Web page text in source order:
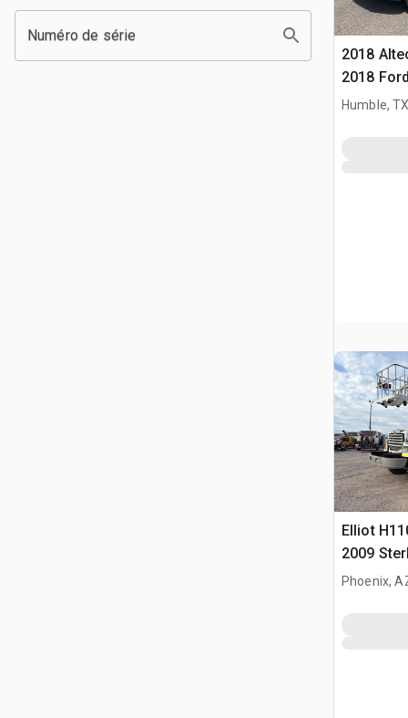
Numéro de série
2018
2018
Camion
Humble,
Elliot
2009
Camion
Phoenix,